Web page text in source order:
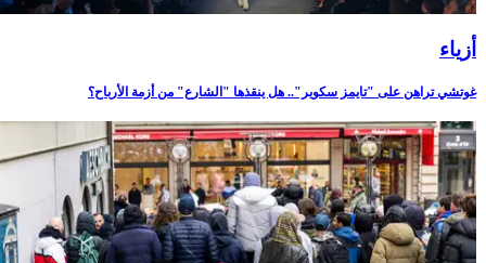
أزياء
غوتشي تراهن على "تايمز سكوير".. هل ينقذها "الشارع" من أزمة الأرباح؟